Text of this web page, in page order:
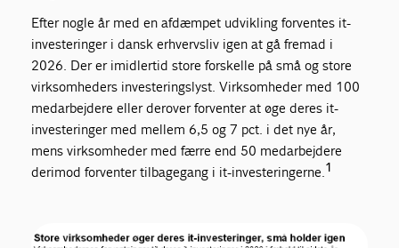
Efter nogle år med en afdæmpet udvikling forventes it-
investeringer i dansk erhvervsliv igen at gå fremad i
2026. Der er imidlertid store forskelle på små og store
virksomheders investeringslyst. Virksomheder med 100
medarbejdere eller derover forventer at øge deres it-
investeringer med mellem 6,5 og 7 pct. i det nye år,
mens virksomheder med færre end 50 medarbejdere
derimod forventer tilbagegang i it-investeringerne.1